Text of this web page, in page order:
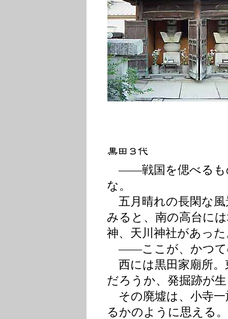
――戦国を偲べるも
な。
五月晴れの長閑な風
みると、南の高台に
神、天川神社があっ
――ここが、かつて
西には黒田家廟所。
だろうか、発掘跡が
その廃墟は、小寺一
るかのように思える。